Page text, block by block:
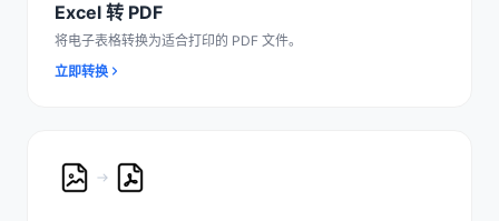
Excel 转 PDF
将电子表格转换为适合打印的 PDF 文件。
立即转换